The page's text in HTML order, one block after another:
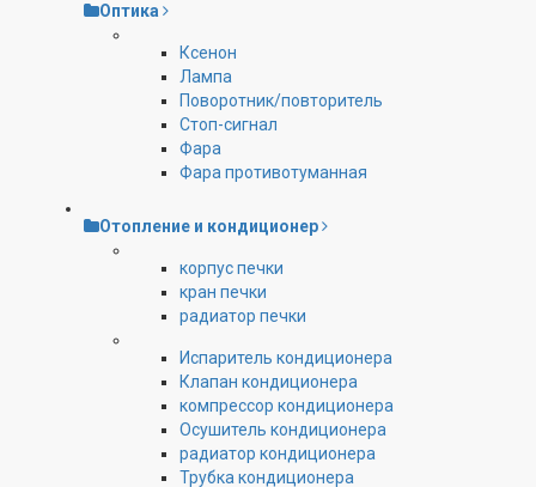
Оптика
Ксенон
Лампа
Поворотник/повторитель
Стоп-сигнал
Фара
Фара противотуманная
Отопление и кондиционер
корпус печки
кран печки
радиатор печки
Испаритель кондиционера
Клапан кондиционера
компрессор кондиционера
Осушитель кондиционера
радиатор кондиционера
Трубка кондиционера